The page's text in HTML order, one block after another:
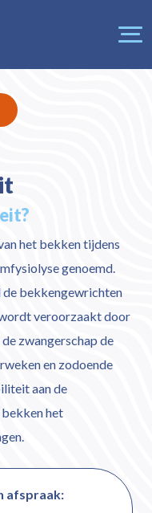
het bekken tijdens
genoemd.
bekkengewrichten
veroorzaakt door
zwangerschap de
en zodoende
aan de
het
afspraak: